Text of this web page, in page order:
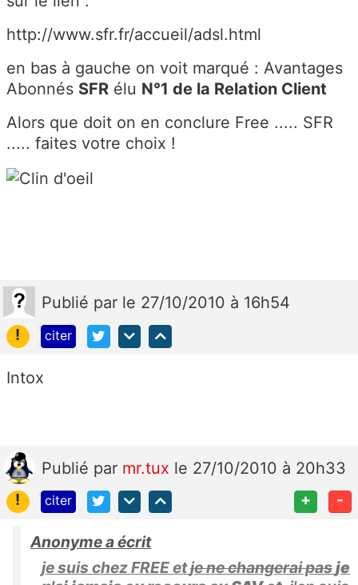
http://www.sfr.fr/accueil/adsl.html
en bas à gauche on voit marqué : Avantages
Abonnés SFR élu N°1 de la Relation Client
Alors que doit on en conclure Free ..... SFR
..... faites votre choix !
Publié par le 27/10/2010 à 16h54
!
citer
Intox
Publié par mr.tux le 27/10/2010 à 20h33
!
citer + -
Anonyme a écrit
je suis chez FREE etje ne changerai pasje